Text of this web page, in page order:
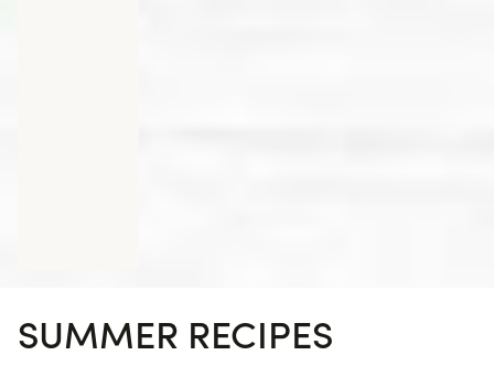
SUMMER RECIPES